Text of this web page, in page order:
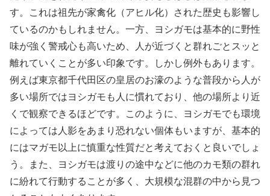
す。これは祖先が家禽化（アヒル化）された歴史も影響し
ているのかもしれません。一方、ヨシガモは基本的に野性
味が強く警戒心も高いため、人が近づくと群れごとスッと
離れていくことが多い印象です。しかし例外もあります。
例えば東京都千代田区の皇居のお濠のような普段から人が
多い場所ではヨシガモも人に慣れており、他の場所より近
くで観察できるほどです。このように、ヨシガモでも環境
によっては人影をあまり恐れない個体もいますが、基本的
にはマガモ以上に慎重な性質だと考えておくと良いでしょ
う。また、ヨシガモは渡りの途中などに他のカモ類の群れ
に紛れて行動することが多く、大規模な混群の中から見つ